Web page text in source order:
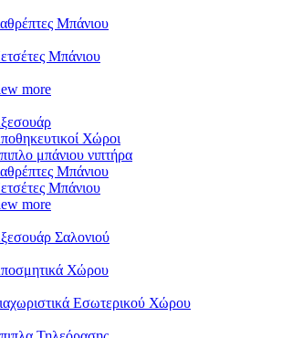
Μπάνιου
Μπάνιου
more
Χώροι
μπάνιου νιπτήρα
Μπάνιου
Μπάνιου
more
Σαλονιού
Χώρου
Εσωτερικού Χώρου